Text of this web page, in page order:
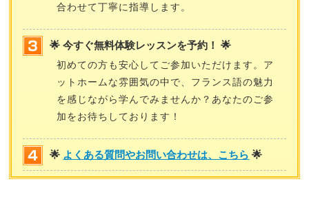
合わせて丁寧に指導します。
🌟 今すぐ無料体験レッスンを予約！ 🌟
初めての方も安心してご参加いただけます。ア
ットホームな雰囲気の中で、フランス語の魅力
を感じながら学んでみませんか？あなたのご参
加をお待ちしております！
🌟 よくある質問やお問い合わせは、こちら 🌟